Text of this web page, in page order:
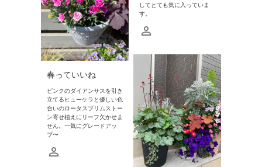
してとても気に入っていま
す。
春っていいね
ピンクのダイアンサスを引き
立てるヒューケラと優しい色
合いのロータスブリムストー
ン寄せ植えにリーフ欠かせま
せん。一気にグレードアッ
プ〜